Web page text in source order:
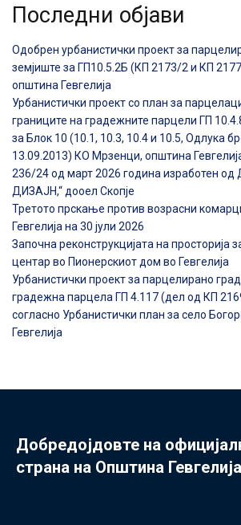
Последни објави
Одобрен урбанистички проект за
земјиште за ГП10.5.2Б (КП 2173/2 и КП
општина Гевгелија
Урбанистички проект со план за
границите на градежните парцели ГП
за Блок 10 (10.1, 10.3, 10.4 и 10.5, Одлука
13.09.2013) КО Мрзенци, општина
236/24 од март 2026 година изработен
ДИЗАЈН,“ дооел Скопје
Третото прскање против возрасни
Гевгелија на 30 јули 2026
Започна реконструкцијата на просторија
центар во Пионерскиот дом во Гевгелија
Урбанистички проект за парцелирано
градежна парцела ГП 4.117 (дел од КП
согласно Урбанистички план за село
Гевгелија
Добредојдовте на
страна на Општина